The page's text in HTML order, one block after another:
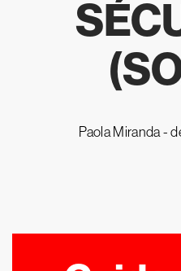
Paola Miranda -